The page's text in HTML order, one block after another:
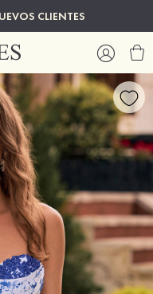
CLIENTES